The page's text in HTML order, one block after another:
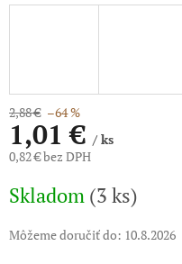
2,88 € –64 %
1,01 €/ ks
0,82 € bez DPH
cena:
Skladom (3 ks)
Môžeme doručiť do: 10.8.2026